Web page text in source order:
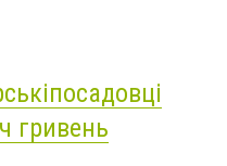
гривень